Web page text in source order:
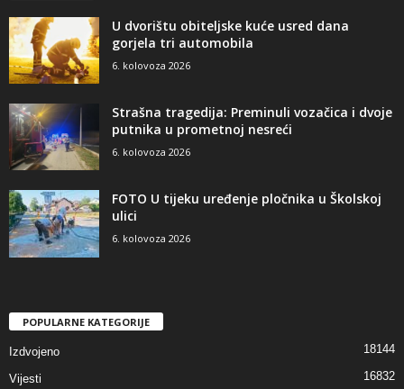
U dvorištu obiteljske kuće usred dana
gorjela tri automobila
6. kolovoza 2026
Strašna tragedija: Preminuli vozačica i dvoje
putnika u prometnoj nesreći
6. kolovoza 2026
FOTO U tijeku uređenje pločnika u Školskoj
ulici
6. kolovoza 2026
POPULARNE KATEGORIJE
Izdvojeno 18144
Vijesti 16832